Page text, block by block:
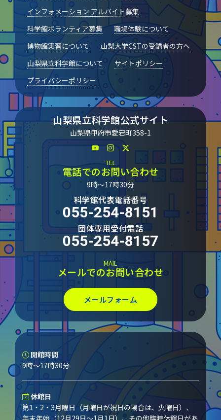
インフォメーション アルバイト募集
科学館ボランティア募集
職場体験について
博物館実習について
山梨大学CSTの受講者の方へ
山梨県立科学館について
サイトポリシー
プライバシーポリシー
山梨県立科学館公式サイト
山梨県甲府市愛宕町358-1
TEL
電話でのお問い合わせ
9時～17時30分
科学館代表電話番号
055-254-8151
団体専用受付電話
055-254-8157
MAIL
メールでのお問い合わせ
メールフォーム
開館時間
9時～17時30分
休館日
第1・2・3月曜日（月曜日が祝日の場合は、火曜日）、
年末年始（12月29日～1月1日）、その他臨時休館日があ